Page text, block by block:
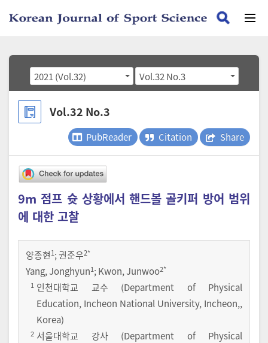
2021 (Vol.32) Vol.32 No.3
Vol.32 No.3
PubReader Citation Share
9m 점프 슛 상황에서 핸드볼 골키퍼 방어 범위
에 대한 고찰
양종현1;권준우2*
Yang, Jonghyun1; Kwon, Junwoo2*
1 인천대학교 교수 (Department of Physical
Education, Incheon National University, Incheon,,
Korea)
2 서울대학교 강사 (Department of Physical